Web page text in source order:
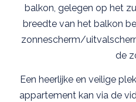
balkon, gelegen op het
breedte van het balkon
zonnescherm/
de
Een heerlijke en veilige
appartement kan via de